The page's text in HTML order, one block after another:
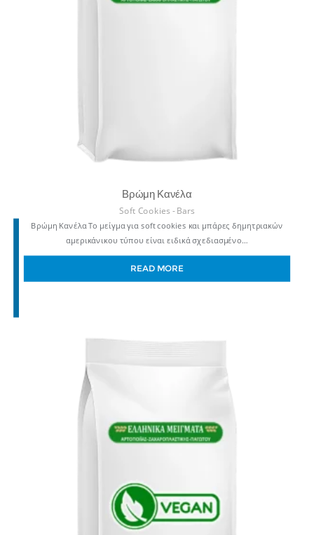
Βρώμη Κανέλα
Soft Cookies - Bars
Βρώμη Κανέλα Το μείγμα για soft cookies και μπάρες δημητριακών
αμερικάνικου τύπου είναι ειδικά σχεδιασμένο…
READ MORE